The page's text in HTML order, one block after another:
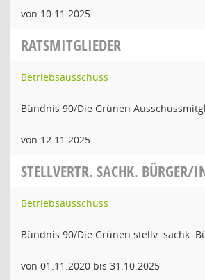
von 10.11.2025
RATSMITGLIEDER
Betriebsausschuss
Bündnis 90/Die Grünen
von 12.11.2025
STELLVERTR. SACHK. BÜRGER/
Betriebsausschuss
Bündnis 90/Die Grünen stellv. sachk.
von 01.11.2020 bis 31.10.2025